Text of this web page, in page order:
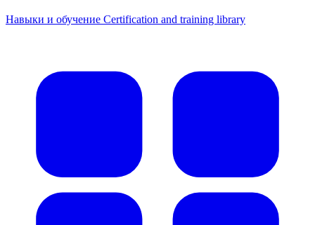
Навыки и обучение Certification and training library